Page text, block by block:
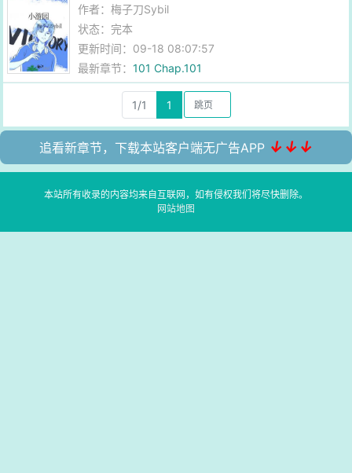
作者：梅子刀Sybil
状态：完本
更新时间：09-18 08:07:57
最新章节：101 Chap.101
1/1 1
追看新章节，下载本站客户端无广告APP ↓↓↓
本站所有收录的内容均来自互联网，如有侵权我们将尽快删除。
网站地图